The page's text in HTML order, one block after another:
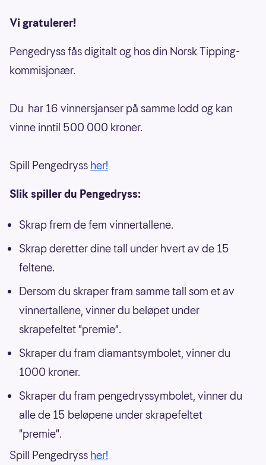
Vi gratulerer!
Pengedryss fås digitalt og hos din Norsk Tipping-
kommisjonær.
Du har 16 vinnersjanser på samme lodd og kan
vinne inntil 500 000 kroner.
Spill Pengedryss her!
Slik spiller du Pengedryss:
Skrap frem de fem vinnertallene.
Skrap deretter dine tall under hvert av de 15
feltene.
Dersom du skraper fram samme tall som et av
vinnertallene, vinner du beløpet under
skrapefeltet "premie".
Skraper du fram diamantsymbolet, vinner du
1000 kroner.
Skraper du fram pengedryssymbolet, vinner du
alle de 15 beløpene under skrapefeltet
"premie".
Spill Pengedryss her!